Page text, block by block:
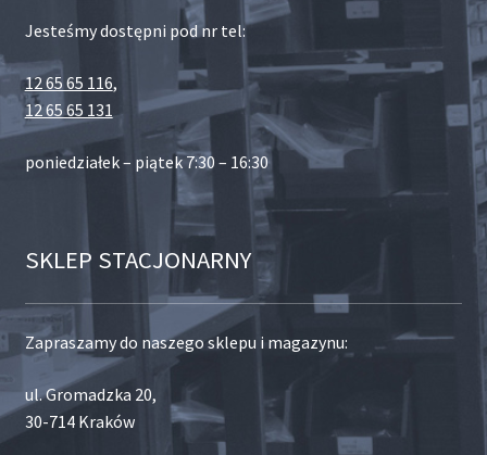
Jesteśmy dostępni pod nr tel:
12 65 65 116,
12 65 65 131
poniedziałek – piątek 7:30 – 16:30
SKLEP STACJONARNY
Zapraszamy do naszego sklepu i magazynu:
ul. Gromadzka 20,
30-714 Kraków